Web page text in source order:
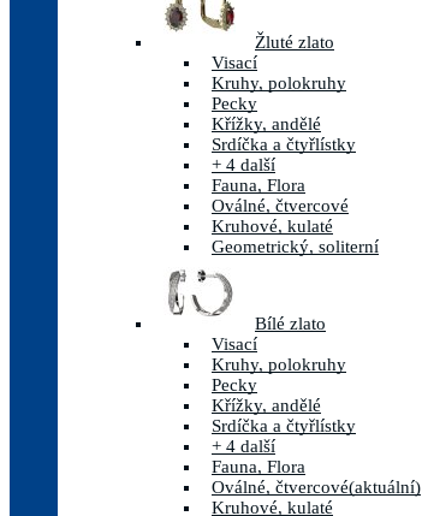
Žluté zlato
Visací
Kruhy, polokruhy
Pecky
Křížky, andělé
Srdíčka a čtyřlístky
+ 4 další
Fauna, Flora
Oválné, čtvercové
Kruhové, kulaté
Geometrický, soliterní
Bílé zlato
Visací
Kruhy, polokruhy
Pecky
Křížky, andělé
Srdíčka a čtyřlístky
+ 4 další
Fauna, Flora
Oválné, čtvercové(aktuální)
Kruhové, kulaté